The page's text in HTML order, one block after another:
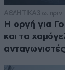
ΑΘΛΗΤΙΚΑ3 ω. πριν
Η οργή για
και τα
ανταγωνιστές